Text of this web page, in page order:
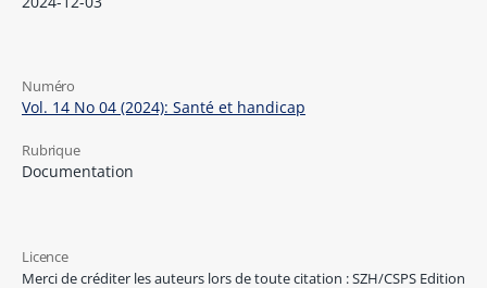
Numéro
Vol. 14 No 04 (2024): Santé et handicap
Rubrique
Documentation
Licence
Merci de créditer les auteurs lors de toute citation : SZH/CSPS Edition